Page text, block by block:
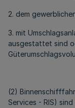
2. dem
3. mit
ausgestattet sind
(2)
Services - RIS)